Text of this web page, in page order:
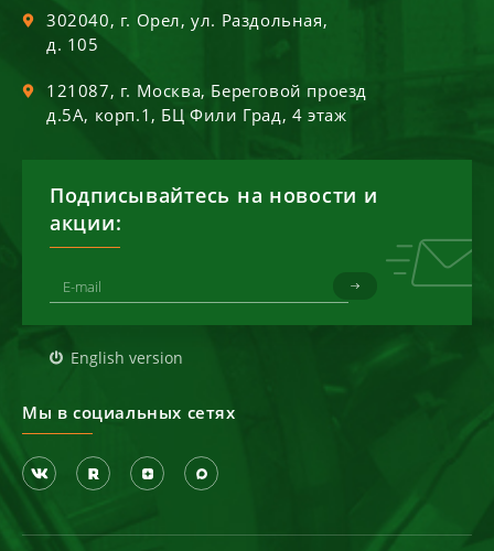
302040, г. Орел,ул. Раздольная,
д. 105
121087, г. Москва, Береговой проезд
д.5А, корп.1, БЦ Фили Град, 4 этаж
Подписывайтесь на новости и
акции:
English version
Мы в социальных сетях